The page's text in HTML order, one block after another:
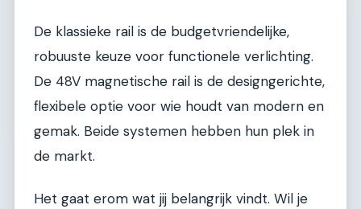
De klassieke rail is de budgetvriendelijke,
robuuste keuze voor functionele verlichting.
De 48V magnetische rail is de designgerichte,
flexibele optie voor wie houdt van modern en
gemak. Beide systemen hebben hun plek in
de markt.
Het gaat erom wat jij belangrijk vindt. Wil je